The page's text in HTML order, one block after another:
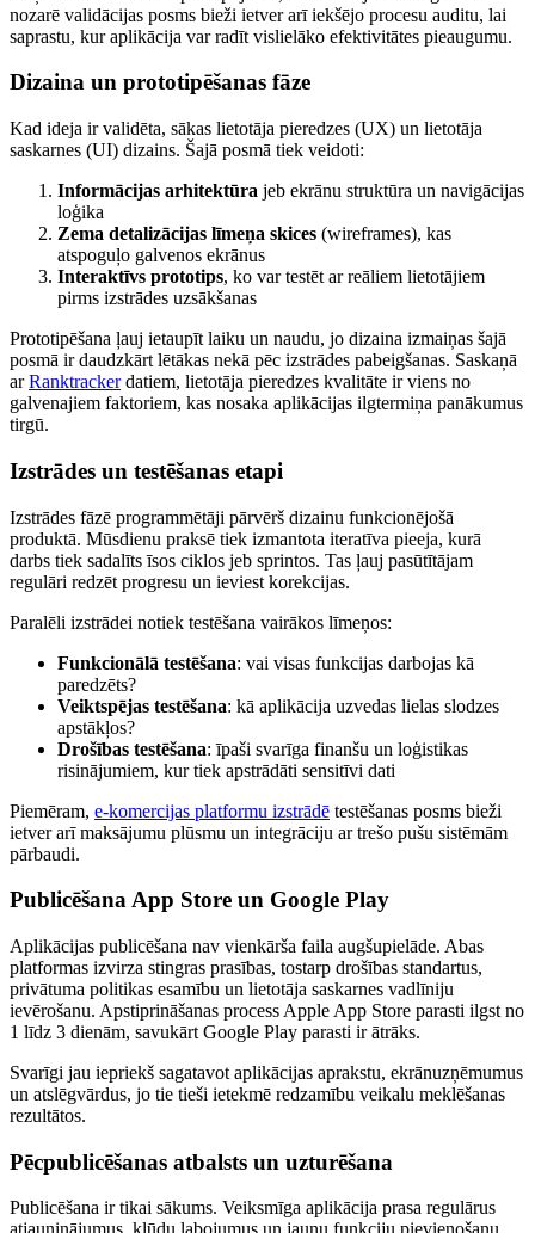
nozarē validācijas posms bieži ietver arī iekšējo procesu auditu, lai
saprastu, kur aplikācija var radīt vislielāko efektivitātes pieaugumu.
Dizaina un prototipēšanas fāze
Kad ideja ir validēta, sākas lietotāja pieredzes (UX) un lietotāja
saskarnes (UI) dizains. Šajā posmā tiek veidoti:
Informācijas arhitektūra jeb ekrānu struktūra un navigācijas
loģika
Zema detalizācijas līmeņa skices (wireframes), kas
atspoguļo galvenos ekrānus
Interaktīvs prototips, ko var testēt ar reāliem lietotājiem
pirms izstrādes uzsākšanas
Prototipēšana ļauj ietaupīt laiku un naudu, jo dizaina izmaiņas šajā
posmā ir daudzkārt lētākas nekā pēc izstrādes pabeigšanas. Saskaņā
arRanktrackerdatiem, lietotāja pieredzes kvalitāte ir viens no
galvenajiem faktoriem, kas nosaka aplikācijas ilgtermiņa panākumus
tirgū.
Izstrādes un testēšanas etapi
Izstrādes fāzē programmētāji pārvērš dizainu funkcionējošā
produktā. Mūsdienu praksē tiek izmantota iteratīva pieeja, kurā
darbs tiek sadalīts īsos ciklos jeb sprintos. Tas ļauj pasūtītājam
regulāri redzēt progresu un ieviest korekcijas.
Paralēli izstrādei notiek testēšana vairākos līmeņos:
Funkcionālā testēšana: vai visas funkcijas darbojas kā
paredzēts?
Veiktspējas testēšana: kā aplikācija uzvedas lielas slodzes
apstākļos?
Drošības testēšana: īpaši svarīga finanšu un loģistikas
risinājumiem, kur tiek apstrādāti sensitīvi dati
Piemēram, e-komercijas platformu izstrādē testēšanas posms bieži
ietver arī maksājumu plūsmu un integrāciju ar trešo pušu sistēmām
pārbaudi.
Publicēšana App Store un Google Play
Aplikācijas publicēšana nav vienkārša faila augšupielāde. Abas
platformas izvirza stingras prasības, tostarp drošības standartus,
privātuma politikas esamību un lietotāja saskarnes vadlīniju
ievērošanu. Apstiprināšanas process Apple App Store parasti ilgst no
1 līdz 3 dienām, savukārt Google Play parasti ir ātrāks.
Svarīgi jau iepriekš sagatavot aplikācijas aprakstu, ekrānuzņēmumus
un atslēgvārdus, jo tie tieši ietekmē redzamību veikalu meklēšanas
rezultātos.
Pēcpublicēšanas atbalsts un uzturēšana
Publicēšana ir tikai sākums. Veiksmīga aplikācija prasa regulārus